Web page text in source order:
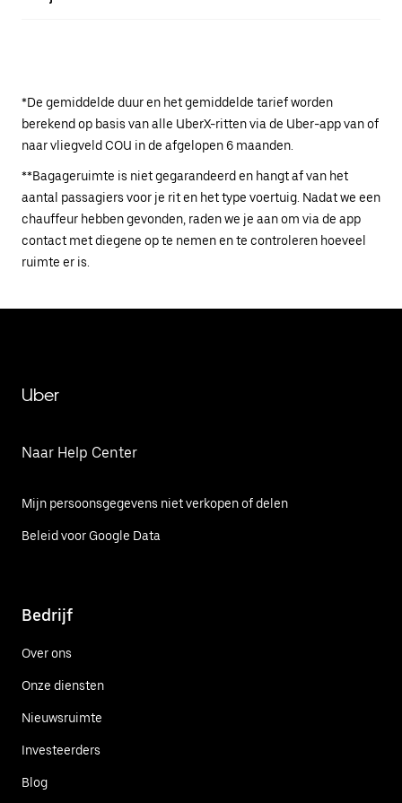
*De gemiddelde duur en het gemiddelde tarief worden
berekend op basis van alle UberX-ritten via de Uber-app van of
naar vliegveld COU in de afgelopen 6 maanden.
**Bagageruimte is niet gegarandeerd en hangt af van het
aantal passagiers voor je rit en het type voertuig. Nadat we een
chauffeur hebben gevonden, raden we je aan om via de app
contact met diegene op te nemen en te controleren hoeveel
ruimte er is.
Uber
Naar Help Center
Mijn persoonsgegevens niet verkopen of delen
Beleid voor Google Data
Bedrijf
Over ons
Onze diensten
Nieuwsruimte
Investeerders
Blog